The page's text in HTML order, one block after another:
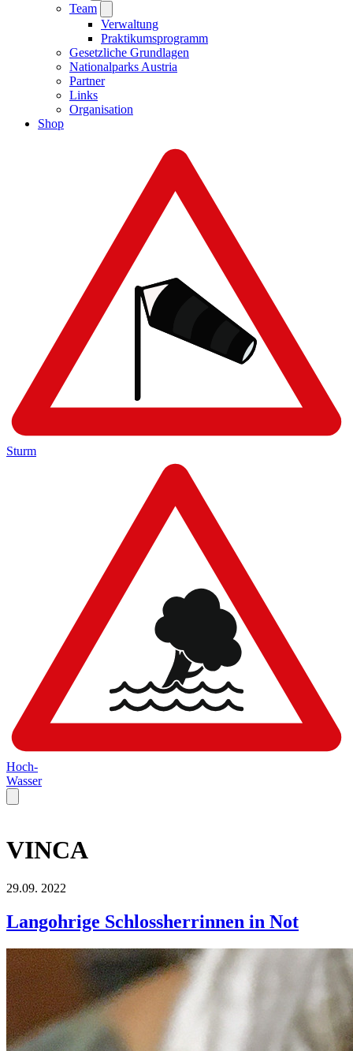
Team
Verwaltung
Praktikumsprogramm
Gesetzliche Grundlagen
Nationalparks Austria
Partner
Links
Organisation
Shop
Sturm
Hoch-
Wasser
VINCA
29.09. 2022
Langohrige Schlossherrinnen in Not